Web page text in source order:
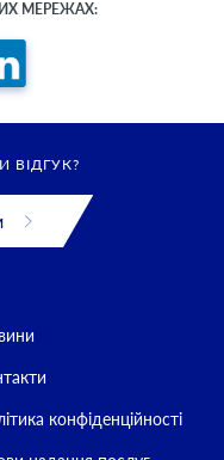
МЕРЕЖАХ:
ВІДГУК?
конфіденційності